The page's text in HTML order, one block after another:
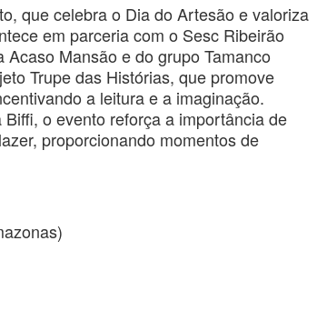
que celebra o Dia do Artesão e valoriza
em parceria com o Sesc Ribeirão
Mansão e do grupo Tamanco
Trupe das Histórias, que promove
a leitura e a imaginação.
o evento reforça a importância de
proporcionando momentos de